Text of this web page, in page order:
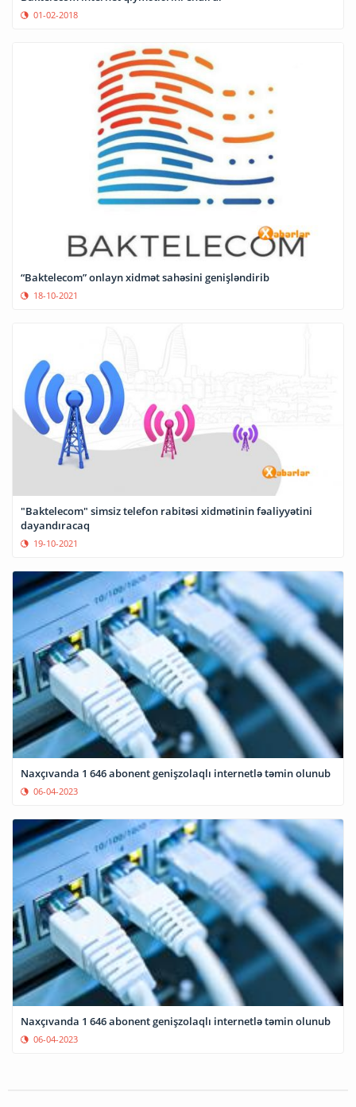
01-02-2018
“Baktelecom” onlayn xidmət sahəsini genişləndirib
18-10-2021
"Baktelecom" simsiz telefon rabitəsi xidmətinin fəaliyyətini
dayandıracaq
19-10-2021
Naxçıvanda 1 646 abonent genişzolaqlı internetlə təmin olunub
06-04-2023
Naxçıvanda 1 646 abonent genişzolaqlı internetlə təmin olunub
06-04-2023